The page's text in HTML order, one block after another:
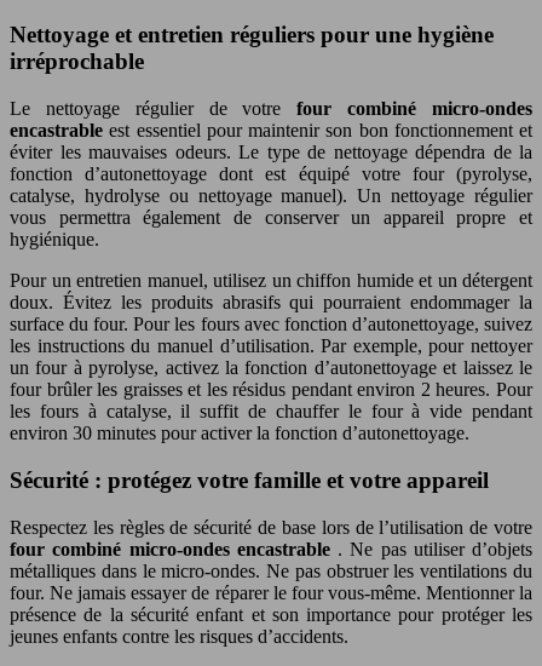
Nettoyage et entretien réguliers pour une hygiène
irréprochable
Le nettoyage régulier de votrefour combiné micro-ondes
encastrableest essentiel pour maintenir son bon fonctionnement et
éviter les mauvaises odeurs. Le type de nettoyage dépendra de la
fonction d’autonettoyage dont est équipé votre four (pyrolyse,
catalyse, hydrolyse ou nettoyage manuel). Un nettoyage régulier
vous permettra également de conserver un appareil propre et
hygiénique.
Pour un entretien manuel, utilisez un chiffon humide et un détergent
doux. Évitez les produits abrasifs qui pourraient endommager la
surface du four. Pour les fours avec fonction d’autonettoyage, suivez
les instructions du manuel d’utilisation. Par exemple, pour nettoyer
un four à pyrolyse, activez la fonction d’autonettoyage et laissez le
four brûler les graisses et les résidus pendant environ 2 heures. Pour
les fours à catalyse, il suffit de chauffer le four à vide pendant
environ 30 minutes pour activer la fonction d’autonettoyage.
Sécurité : protégez votre famille et votre appareil
Respectez les règles de sécurité de base lors de l’utilisation de votre
four combiné micro-ondes encastrable . Ne pas utiliser d’objets
métalliques dans le micro-ondes. Ne pas obstruer les ventilations du
four. Ne jamais essayer de réparer le four vous-même. Mentionner la
présence de la sécurité enfant et son importance pour protéger les
jeunes enfants contre les risques d’accidents.